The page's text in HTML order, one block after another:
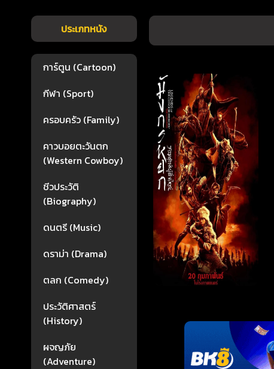
ประเภทหนัง
การ์ตูน (Cartoon)
กีฬา (Sport)
ครอบครัว (Family)
คาวบอยตะวันตก
(Western Cowboy)
ชีวประวัติ
(Biography)
ดนตรี (Music)
ดราม่า (Drama)
ตลก (Comedy)
ประวัติศาสตร์
(History)
ผจญภัย
(Adventure)